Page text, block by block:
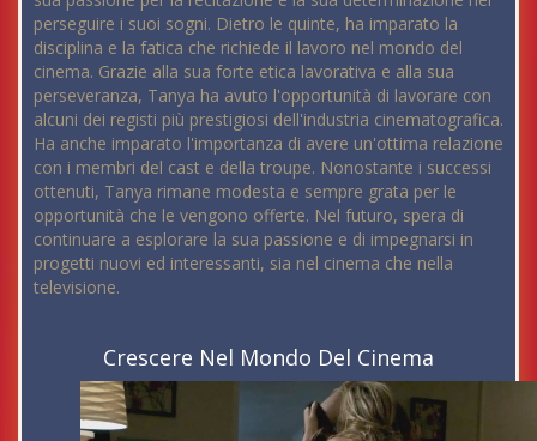
perseguire i suoi sogni. Dietro le quinte, ha imparato la
disciplina e la fatica che richiede il lavoro nel mondo del
cinema. Grazie alla sua forte etica lavorativa e alla sua
perseveranza, Tanya ha avuto l'opportunità di lavorare con
alcuni dei registi più prestigiosi dell'industria cinematografica.
Ha anche imparato l'importanza di avere un'ottima relazione
con i membri del cast e della troupe. Nonostante i successi
ottenuti, Tanya rimane modesta e sempre grata per le
opportunità che le vengono offerte. Nel futuro, spera di
continuare a esplorare la sua passione e di impegnarsi in
progetti nuovi ed interessanti, sia nel cinema che nella
televisione.
Crescere Nel Mondo Del Cinema